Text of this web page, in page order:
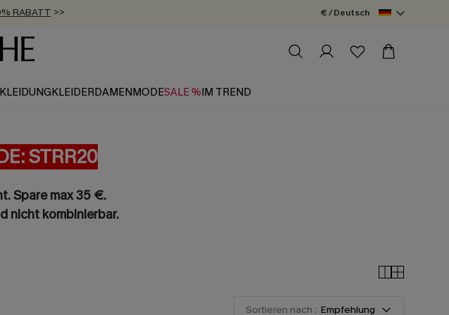
RABATT >>
ERHALTEN
AB 89 €
€ / Deutsch
KLEIDERDAMENMODESALE %IM TREND
STRR20
Spare max 35 €.
nicht kombinierbar.
Sortieren nach : Empfehlung